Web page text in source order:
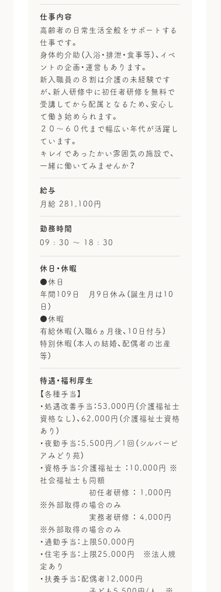
仕事内容
高齢者の日常生活全般をサポートする
仕事です。
身体的介助（入浴・排泄・食事等）、イベ
ントの企画・運営もあります。
新入職員の８割は介護の未経験です
が、新人研修中に初任者研修を無料で
受講してから配属となるため、安心し
て働き始められます。
２０～６０代まで幅広い年代が活躍し
ています。
キレイであったかい雰囲気の施設で、
一緒に働いてみませんか？
給与
月給 281,100円
勤務時間
09 : 30 〜 18 : 30
休日・休暇
●休日
年間109日 月9日休み（誕生月は10
日）
●休暇
有給休暇（入職6ヵ月後、10日付与）
特別休暇（本人の結婚、配偶者の出産
等）
待遇・福利厚生
【各種手当】
・処遇改善手当：53,000円（介護福祉士
資格なし）、62,000円（介護福祉士資格
あり）
・夜勤手当：5,500円／1回（シルバーピ
アみどり苑）
・資格手当：介護福祉士 ：10,000円 ※
社会福祉士も同額
初任者研修 ： 1,000円
※外部取得の場合のみ
実務者研修 ： 4,000円
※外部取得の場合のみ
・通勤手当：上限50,000円
・住宅手当：上限25,000円 ※法人規
定あり
・扶養手当：配偶者12,000円